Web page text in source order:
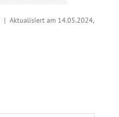
| Aktualisiert am 14.05.2024,